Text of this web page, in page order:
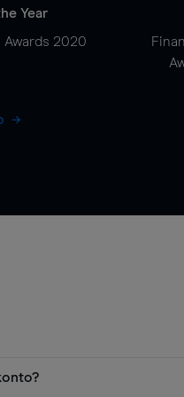
Year
Awards 2020